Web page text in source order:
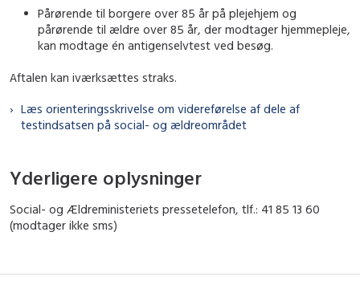
Pårørende til borgere over 85 år på plejehjem og
pårørende til ældre over 85 år, der modtager hjemmepleje,
kan modtage én antigenselvtest ved besøg.
Aftalen kan iværksættes straks.
Læs orienteringsskrivelse om videreførelse af dele af
testindsatsen på social- og ældreområdet
Yderligere oplysninger
Social- og Ældreministeriets pressetelefon, tlf.: 41 85 13 60
(modtager ikke sms)